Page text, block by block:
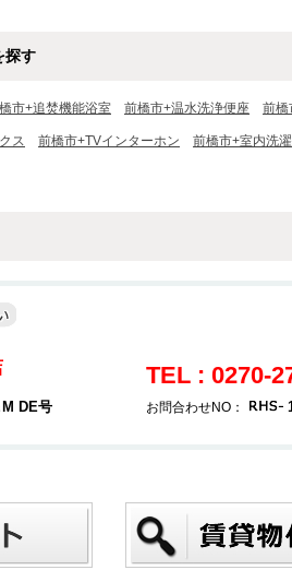
探す
市+追焚機能浴室 前橋市+温水洗浄便座 前橋
ス 前橋市+TVインターホン 前橋市+室内洗
DE号
TEL : 0270-
お問合わせNO：